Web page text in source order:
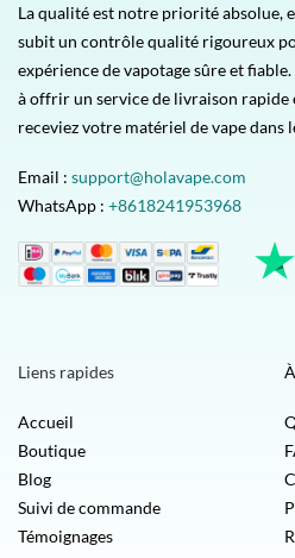
La qualité est notre priorité absolue,
subit un contrôle qualité rigoureux
expérience de vapotage sûre et
à offrir un service de livraison rapide
receviez votre matériel de vape dans
Email : support@holavape.com
WhatsApp : +8618241953968
Liens rapides
Accueil
Boutique
Blog
Suivi de commande
Témoignages